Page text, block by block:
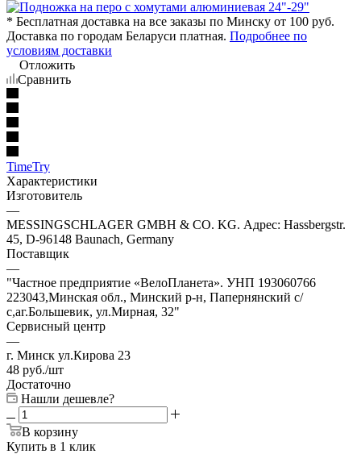
* Бесплатная доставка на все заказы по Минску от 100 руб.
Доставка по городам Беларуси платная. Подробнее по
условиям доставки
Отложить
Сравнить
TimeTry
Характеристики
Изготовитель
—
MESSINGSCHLAGER GMBH & CO. KG. Адрес: Hassbergstr.
45, D-96148 Baunach, Germany
Поставщик
—
"Частное предприятие «ВелоПланета». УНП 193060766
223043,Минская обл., Минский р-н, Папернянский с/
с,аг.Большевик, ул.Мирная, 32"
Сервисный центр
—
г. Минск ул.Кирова 23
48 руб./шт
Достаточно
Нашли дешевле?
В корзину
Купить в 1 клик